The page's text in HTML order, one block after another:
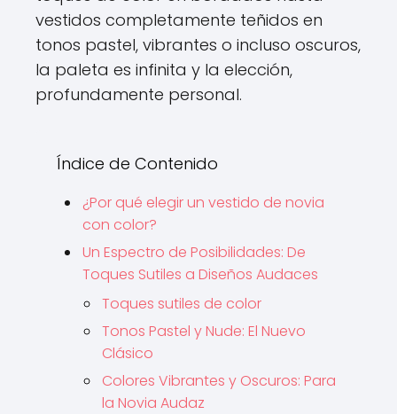
vestidos completamente teñidos en
tonos pastel, vibrantes o incluso oscuros,
la paleta es infinita y la elección,
profundamente personal.
Índice de Contenido
¿Por qué elegir un vestido de novia
con color?
Un Espectro de Posibilidades: De
Toques Sutiles a Diseños Audaces
Toques sutiles de color
Tonos Pastel y Nude: El Nuevo
Clásico
Colores Vibrantes y Oscuros: Para
la Novia Audaz